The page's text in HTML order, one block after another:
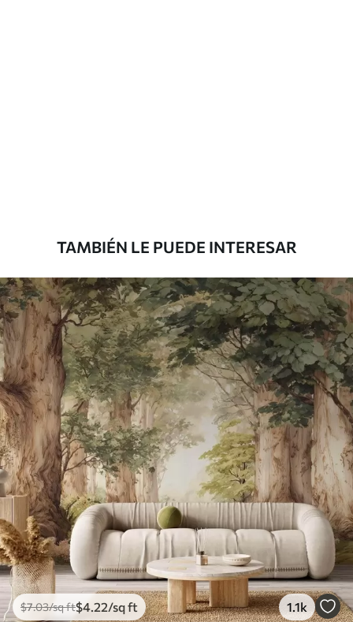
Peel and Stick
12.77$7.66/sq ft
TAMBIÉN LE PUEDE INTERESAR
$7.03/sq ft$4 .22/sq ft 1.1k